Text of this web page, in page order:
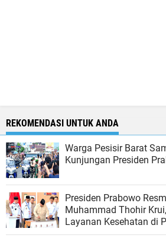
REKOMENDASI UNTUK ANDA
Warga Pesisir Barat
Kunjungan Presiden
Presiden Prabowo
Muhammad Thohir
Layanan Kesehatan di